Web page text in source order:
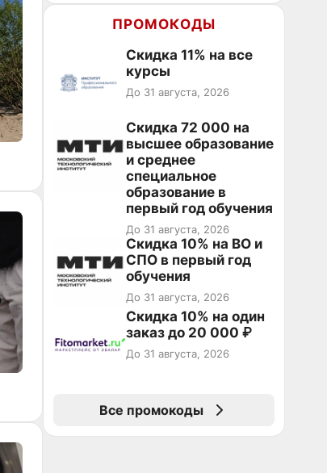
ПРОМОКОДЫ
Скидка 11% на все
курсы
До 31 августа, 2026
Скидка 72 000 на
высшее образование
и среднее
специальное
образование в
первый год обучения
До 31 августа, 2026
Скидка 10% на ВО и
СПО в первый год
обучения
До 31 августа, 2026
Скидка 10% на один
заказ до 20 000 ₽
До 31 августа, 2026
Все промокоды